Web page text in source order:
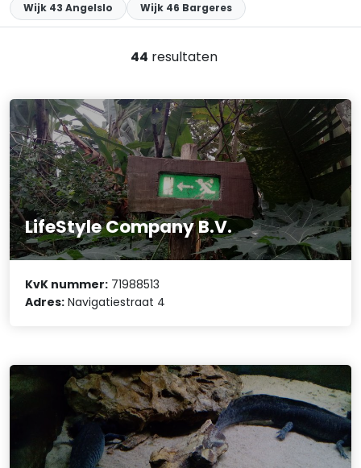
Wijk 43 Angelslo
Wijk 46 Bargeres
44 resultaten
LifeStyle Company B.V.
KvK nummer: 71988513
Adres: Navigatiestraat 4